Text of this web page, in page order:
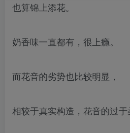
也算锦上添花。
奶香味一直都有，很上瘾。
而花音的劣势也比较明显，
相较于真实构造，花音的过于